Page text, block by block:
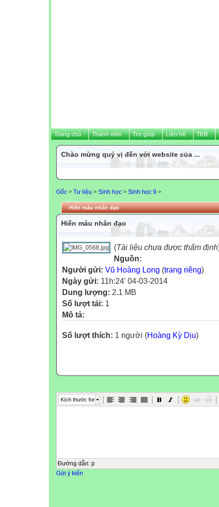
Trang chủ Thành viên Trợ giúp Liên hệ TKB
Chào mừng quý vị đến với website của ...
Gốc > Tư liệu > Sinh học > Sinh học 9 >
Hiến máu nhân đạo
Hiến máu nhân đạo
(Tài liệu chưa được thẩm định
Nguồn:
Người gửi: Vũ Hoàng Long (trang riêng)
Ngày gửi: 11h:24' 04-03-2014
Dung lượng: 2.1 MB
Số lượt tải: 1
Mô tả:
Số lượt thích: 1 người (Hoàng Kỳ Dịu)
Kích thước font
Đường dẫn: p
Gửi ý kiến